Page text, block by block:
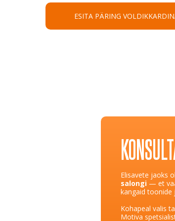
ESITA PÄRING
Elisavete jaoks
salongi — et
kangaid toonide
Kohapeal valis
Motiva